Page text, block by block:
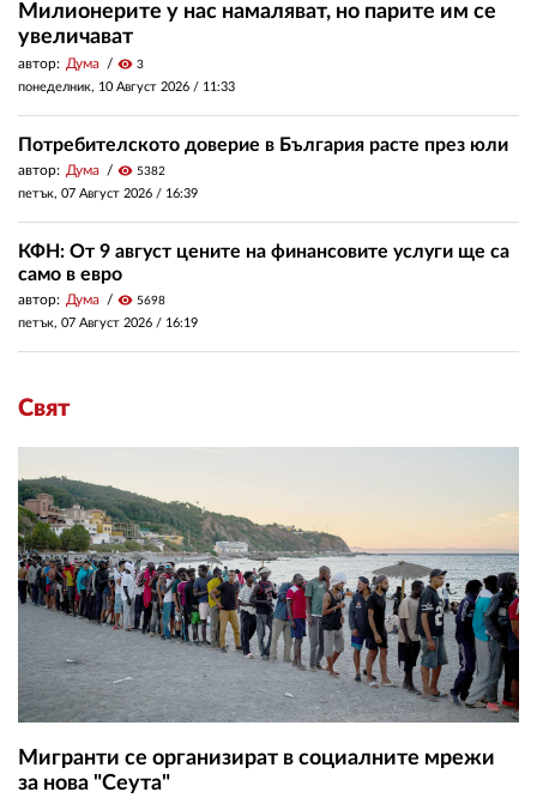
Милионерите у нас намаляват, но парите им се
увеличават
автор: Дума visibility 3
понеделник, 10 Август 2026 / 11:33
Потребителското доверие в България расте през юли
автор: Дума visibility 5382
петък, 07 Август 2026 / 16:39
КФН: От 9 август цените на финансовите услуги ще са
само в евро
автор: Дума visibility 5698
петък, 07 Август 2026 / 16:19
Свят
Мигранти се организират в социалните мрежи
за нова "Сеута"